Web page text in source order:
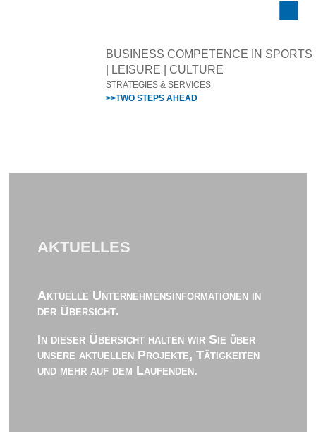
BUSINESS COMPETENCE IN SPORTS
| LEISURE | CULTURE
STRATEGIES & SERVICES
>>TWO STEPS AHEAD
AKTUELLES
Aktuelle Unternehmensinformationen in
der Übersicht.
In dieser Übersicht halten wir Sie über
unsere aktuellen Projekte, Tätigkeiten
und mehr auf dem Laufenden.